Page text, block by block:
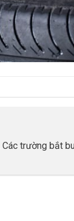
Các trường bắt